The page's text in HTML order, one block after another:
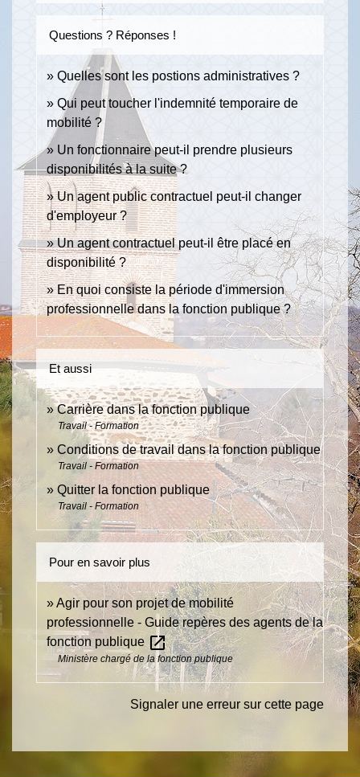
Questions ? Réponses !
Quelles sont les postions administratives ?
Qui peut toucher l'indemnité temporaire de
mobilité ?
Un fonctionnaire peut-il prendre plusieurs
disponibilités à la suite ?
Un agent public contractuel peut-il changer
d'employeur ?
Un agent contractuel peut-il être placé en
disponibilité ?
En quoi consiste la période d'immersion
professionnelle dans la fonction publique ?
Et aussi
Carrière dans la fonction publique
Travail - Formation
Conditions de travail dans la fonction publique
Travail - Formation
Quitter la fonction publique
Travail - Formation
Pour en savoir plus
Agir pour son projet de mobilité
professionnelle - Guide repères des agents de la
fonction publique open_in_new
Ministère chargé de la fonction publique
Signaler une erreur sur cette page